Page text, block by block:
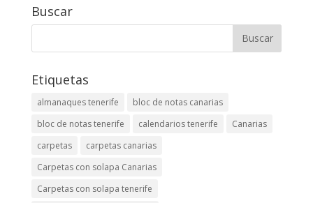
Buscar
Etiquetas
almanaques tenerife
bloc de notas canarias
bloc de notas tenerife
calendarios tenerife
Canarias
carpetas
carpetas canarias
Carpetas con solapa Canarias
Carpetas con solapa tenerife